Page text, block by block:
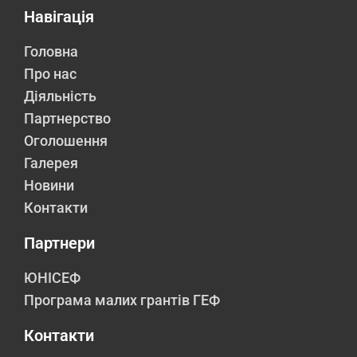
Навігація
Головна
Про нас
Діяльність
Партнерство
Оголошення
Галерея
Новини
Контакти
Партнери
ЮНІСЕФ
Програма малих грантів ГЕФ
Контакти